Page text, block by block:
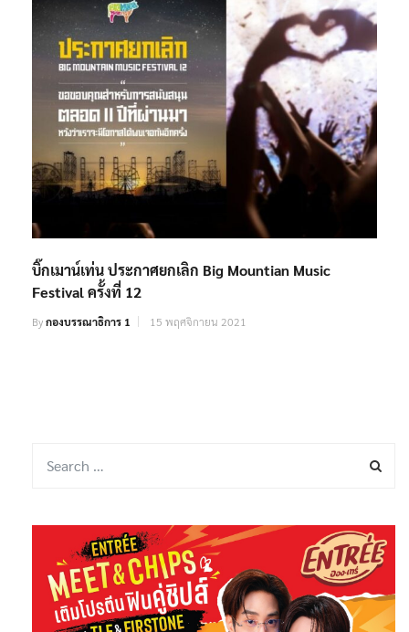
บิ๊กเมาน์เท่น ประกาศยกเลิก Big Mountian Music
Festival ครั้งที่ 12
Byกองบรรณาธิการ 1 15 พฤศจิกายน 2021